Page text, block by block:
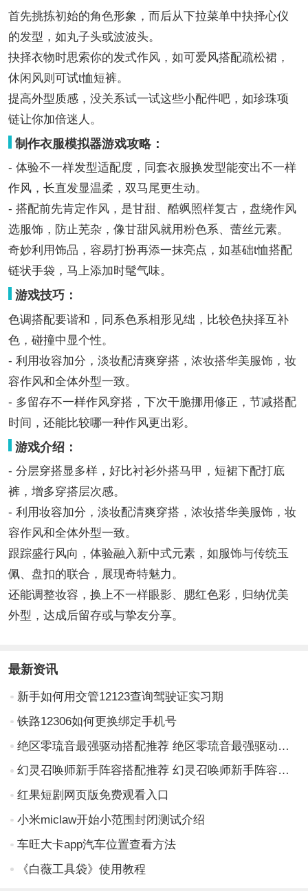
首先挑拣初始的角色形象，而后从下拉菜单中抉择心仪
的发型，如丸子头或波波头。
抉择衣物时思索你的发式作风，如可爱风搭配疏松裙，
休闲风则可试t恤短裤。
提高外型质感，没关系试一试这些小配件吧，如珍珠项
链让你加倍迷人。
制作衣服模拟器游戏攻略：
- 体验不一样发型适配度，同套衣服换发型能变出不一样
作风，长直发显温柔，双马尾更生动。
- 搭配前先肯定作风，是甘甜、酷飒照样复古，盘绕作风
选服饰，防止芜杂，像甘甜风就用粉色系、蕾丝元素。
奇妙利用饰品，容易打扮再添一抹亮点，如基础t恤搭配
链状手袋，马上添加时髦气味。
游戏技巧：
色调搭配要谐和，同系色系相形见绌，比较色抉择互补
色，碰撞中显个性。
- 利用妆容加分，淡妆配清爽穿搭，浓妆搭华美服饰，妆
容作风和全体外型一致。
- 多留存不一样作风穿搭，下次干脆挪用修正，节减搭配
时间，还能比较哪一种作风更出彩。
游戏介绍：
- 分层穿搭显多样，好比衬衫外搭马甲，短裙下配打底
裤，增多穿搭层次感。
- 利用妆容加分，淡妆配清爽穿搭，浓妆搭华美服饰，妆
容作风和全体外型一致。
跟踪盛行风向，体验融入新中式元素，如服饰与传统玉
佩、盘扣的联合，展现奇特魅力。
还能调整妆容，换上不一样眼影、腮红色彩，归纳优美
外型，达成后留存或与挚友分享。
最新资讯
新手如何用交管12123查询驾驶证实习期
铁路12306如何更换绑定手机号
绝区零琉音最强驱动搭配推荐 绝区零琉音最强驱动搭配攻略
幻灵召唤师新手阵容搭配推荐 幻灵召唤师新手阵容搭配攻略
红果短剧网页版免费观看入口
小米miclaw开始小范围封闭测试介绍
车旺大卡app汽车位置查看方法
《白薇工具袋》使用教程